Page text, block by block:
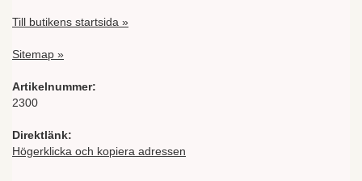
Till butikens startsida »
Sitemap »
Artikelnummer:
2300
Direktlänk:
Högerklicka och kopiera adressen